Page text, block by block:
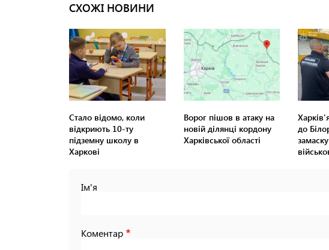
СХОЖІ НОВИНИ
Стало відомо, коли
відкриють 10-ту
підземну школу в
Харкові
Ворог пішов в атаку на
новій ділянці кордону
Харківської області
до
Ім'я
Коментар